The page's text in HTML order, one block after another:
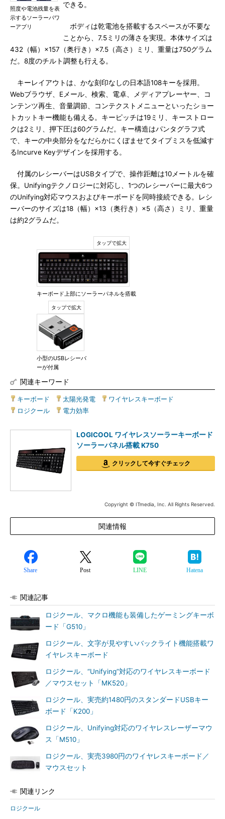
照度や電池残量を表
示するソーラーパワ
ーアプリ
できる。
ボディは乾電池を搭載するスペースが不要な
ことから、7.5ミリの薄さを実現。本体サイズは
432（幅）×157（奥行き）×7.5（高さ）ミリ、重量は750グラム
だ。8度のチルト調整も行える。
キーレイアウトは、かな刻印なしの日本語108キーを採用。
Webブラウザ、Eメール、検索、電卓、メディアプレーヤー、コ
ンテンツ再生、音量調節、コンテクストメニューといったショー
トカットキー機能も備える。キーピッチは19ミリ、キーストロー
クは2ミリ、押下圧は60グラムだ。キー構造はパンタグラフ式
で、キーの中央部分をなだらかにくぼませてタイプミスを低減す
るIncurve Keyデザインを採用する。
付属のレシーバーはUSBタイプで、操作距離は10メートルを確
保。Unifyingテクノロジーに対応し、1つのレシーバーに最大6つ
のUnifying対応マウスおよびキーボードを同時接続できる。レシ
ーバーのサイズは18（幅）×13（奥行き）×5（高さ）ミリ、重量
は約2グラムだ。
キーボード上部にソーラーパネルを搭載
小型のUSBレシーバ
ーが付属
関連キーワード
キーボード 太陽光発電 ワイヤレスキーボード
ロジクール
電力効率
LOGICOOL ワイヤレスソーラーキーボード
ソーラーパネル搭載 K750
クリックして今すぐチェック
Copyright © ITmedia, Inc. All Rights Reserved.
関連情報
Share Post LINE Hatena
関連記事
ロジクール、マクロ機能も装備したゲーミングキーボ
ード「G510」
ロジクール、文字が見やすいバックライト機能搭載ワ
イヤレスキーボード
ロジクール、“Unifying”対応のワイヤレスキーボード
／マウスセット「MK520」
ロジクール、実売約1480円のスタンダードUSBキー
ボード「K200」
ロジクール、Unifying対応のワイヤレスレーザーマウ
ス「M510」
ロジクール、実売3980円のワイヤレスキーボード／
マウスセット
関連リンク
ロジクール